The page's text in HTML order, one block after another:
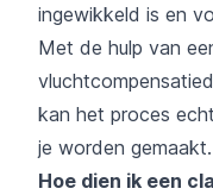
ingewikkeld is en
Met de hulp van
kan het proces
je worden gemaakt.
Hoe dien ik een